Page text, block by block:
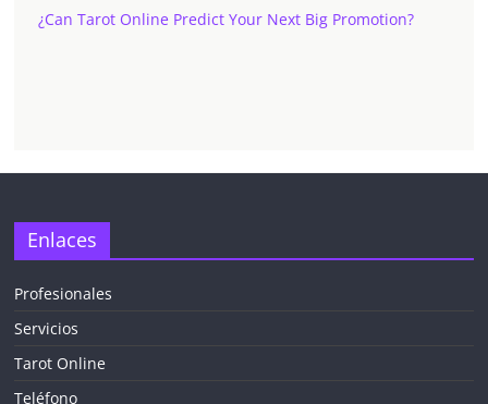
¿Can Tarot Online Predict Your Next Big Promotion?
Enlaces
Profesionales
Servicios
Tarot Online
Teléfono